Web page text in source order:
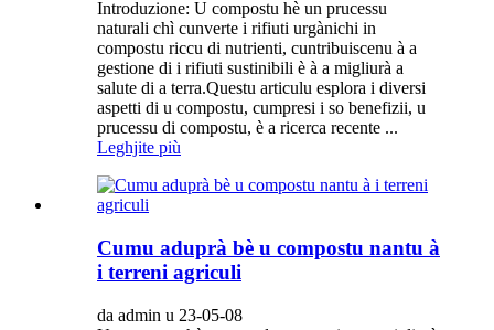
Introduzione: U compostu hè un prucessu
naturali chì cunverte i rifiuti urgànichi in
compostu riccu di nutrienti, cuntribuiscenu à a
gestione di i rifiuti sustinibili è à a migliurà a
salute di a terra.Questu articulu esplora i diversi
aspetti di u compostu, cumpresi i so benefizii, u
prucessu di compostu, è a ricerca recente ...
Leghjite più
Cumu aduprà bè u compostu nantu à
i terreni agriculi
da admin u 23-05-08